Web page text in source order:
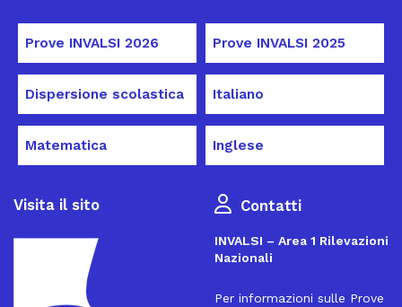
Prove INVALSI 2026 Prove INVALSI 2025
Dispersione scolastica Italiano
Matematica Inglese
Visita il sito Contatti
INVALSI – Area 1 Rilevazioni
Nazionali
Per informazioni sulle Prove